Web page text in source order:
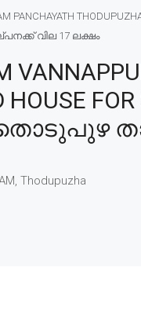
PANCHAYATH
വില 17 ലക്ഷം
HOUSE
Thodupuzha